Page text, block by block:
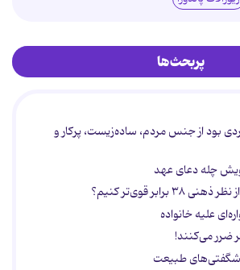
پربحث‌ها
بود از جنس مردم، ساده‌زیست، پرکار و
چله دعای عهد
برابر قوی‌تر کنیم؟
ضرر می‌کنند!
شگفتی‌های طبیعت